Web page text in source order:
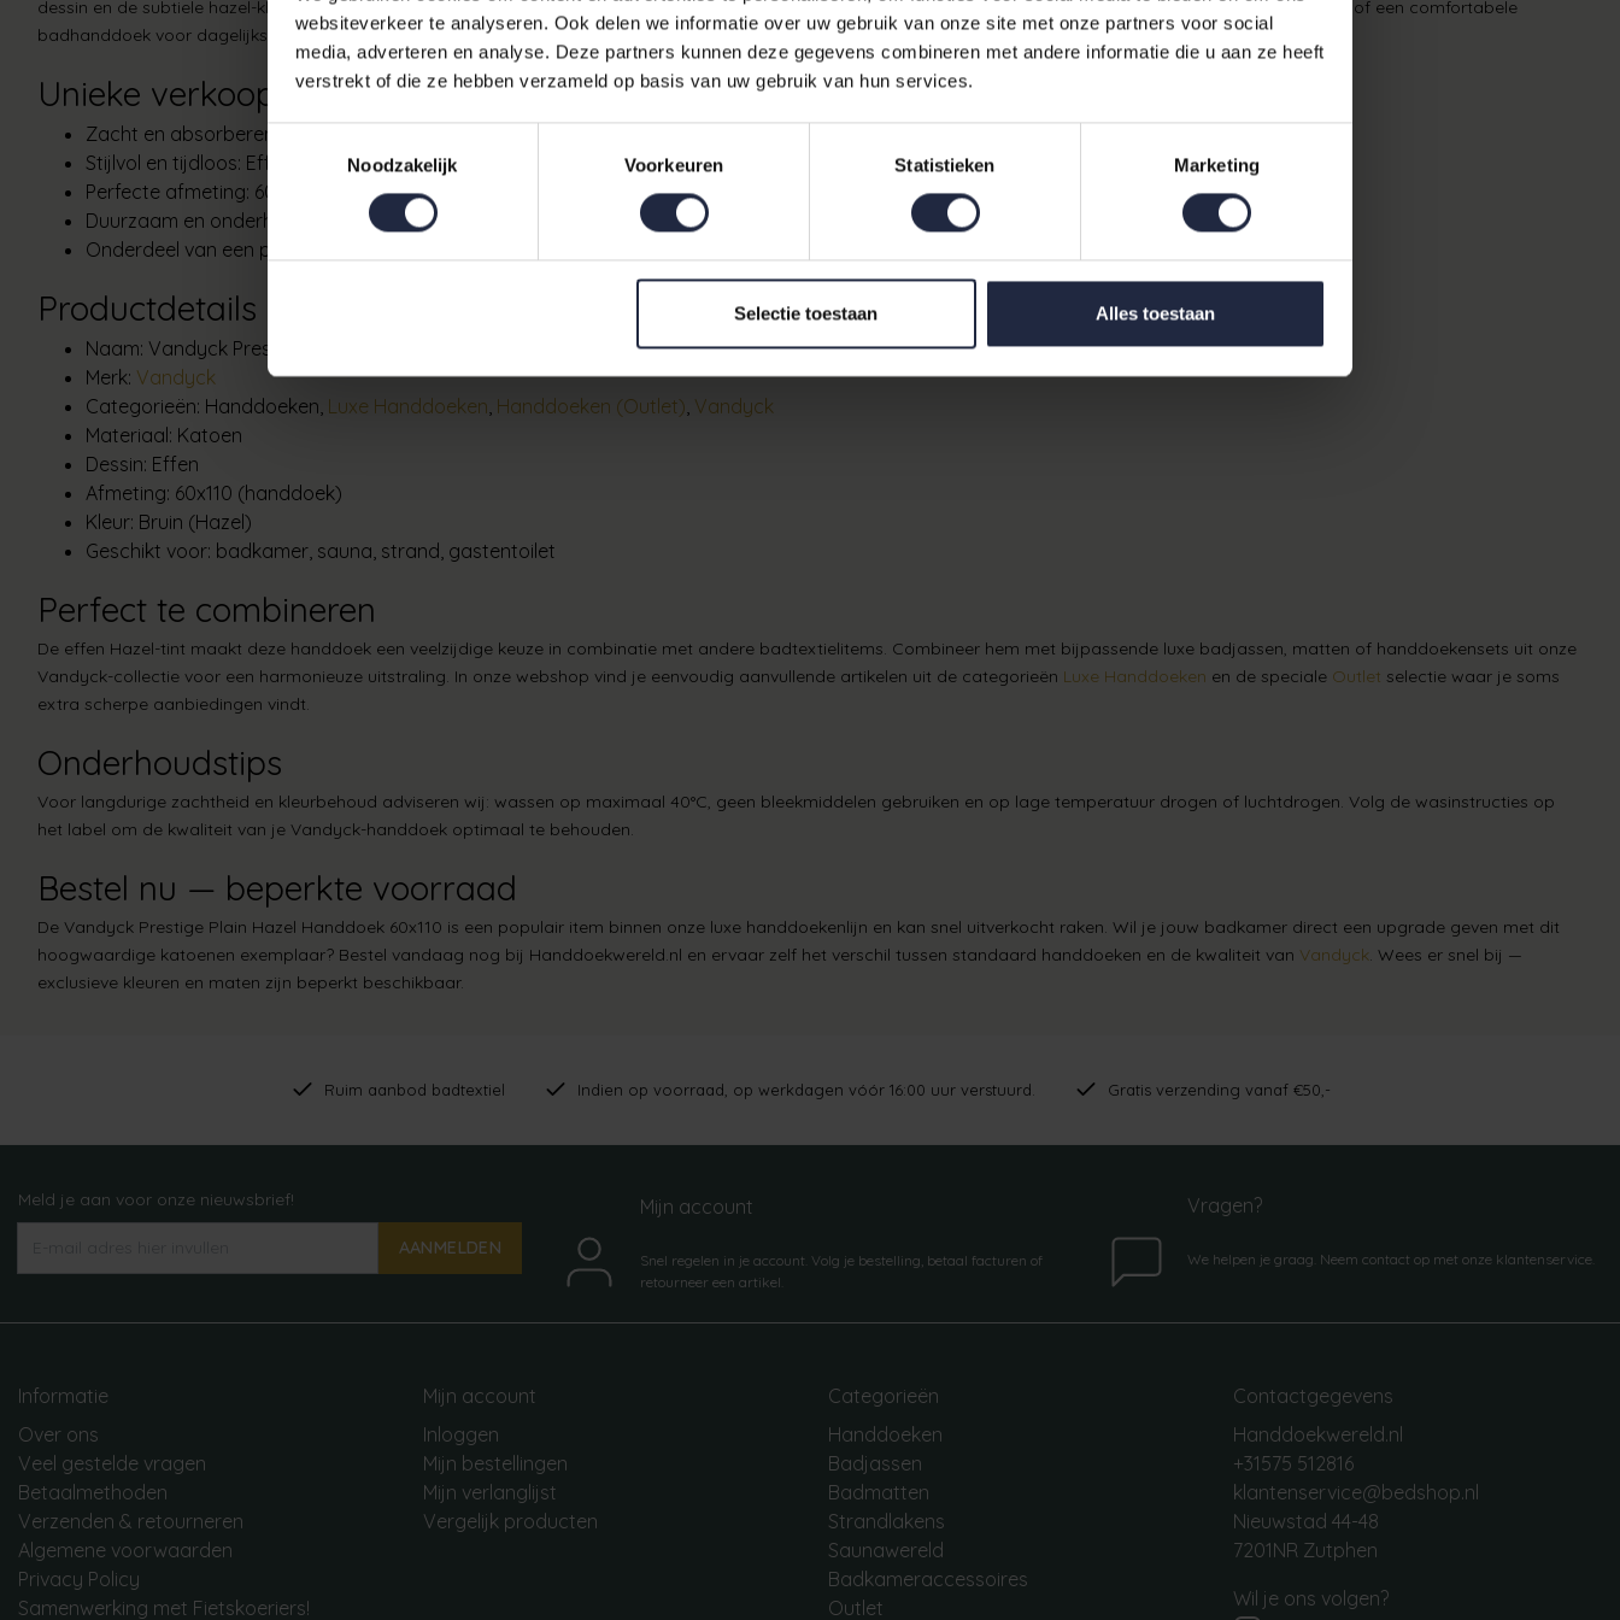
websiteverkeer te analyseren. Ook delen we informatie over uw gebruik van onze site met onze partners voor social
media, adverteren en analyse. Deze partners kunnen deze gegevens combineren met andere informatie die u aan ze heeft
verstrekt of die ze hebben verzameld op basis van uw gebruik van hun services.
Toestemmingsselectie
Noodzakelijk
Voorkeuren Statistieken Marketing
Selectie toestaan Alles toestaan
dessin en de subtiele hazel-kleur passen moeiteloos bij zowel moderne als klassieke interieurs. Of je nu je spa-ervaring thuis wilt versterken, je gasten wilt verwennen of een comfortabele
badhanddoek voor dagelijks gebruik zoekt: deze handdoek staat garant voor een luxe gevoel bij elk gebruik.
Unieke verkooppunten
Zacht en absorberend:
Stijlvol en tijdloos: Effen dessin in de rustgevende kleur hazel (bruin) dat gemakkelijk combineert met andere badtextielitems.
Perfecte afmeting: 60x110 cm — royaal formaat voor dagelijks gebruik, sauna of als badhanddoek voor gasten.
Duurzaam en onderhoudsvriendelijk:eenvoudig te wassen en te onderhouden, behoudt kleur en zachtheid bij correct wassen.
Onderdeel van een premium collectie:
Productdetails
Naam: Vandyck Prestige Plain Hazel Handdoek 60x110
Merk: Vandyck
Categorieën: Handdoeken, Luxe Handdoeken, Handdoeken (Outlet), Vandyck
Materiaal: Katoen
Dessin: Effen
Afmeting: 60x110 (handdoek)
Kleur: Bruin (Hazel)
Geschikt voor: badkamer, sauna, strand, gastentoilet
Perfect te combineren
De effen Hazel-tint maakt deze handdoek een veelzijdige keuze in combinatie met andere badtextielitems. Combineer hem met bijpassende luxe badjassen, matten of handdoekensets uit onze
Vandyck-collectie voor een harmonieuze uitstraling. In onze webshop vind je eenvoudig aanvullende artikelen uit de categorieën Luxe Handdoeken en de speciale Outlet selectie waar je soms
extra scherpe aanbiedingen vindt.
Onderhoudstips
Voor langdurige zachtheid en kleurbehoud adviseren wij: wassen op maximaal 40°C, geen bleekmiddelen gebruiken en op lage temperatuur drogen of luchtdrogen. Volg de wasinstructies op
het label om de kwaliteit van je Vandyck-handdoek optimaal te behouden.
Bestel nu — beperkte voorraad
De Vandyck Prestige Plain Hazel Handdoek 60x110 is een populair item binnen onze luxe handdoekenlijn en kan snel uitverkocht raken. Wil je jouw badkamer direct een upgrade geven met dit
hoogwaardige katoenen exemplaar? Bestel vandaag nog bij Handdoekwereld.nl en ervaar zelf het verschil tussen standaard handdoeken en de kwaliteit van Vandyck. Wees er snel bij —
exclusieve kleuren en maten zijn beperkt beschikbaar.
Ruim aanbod badtextiel Indien op voorraad, op werkdagen vóór 16:00 uur verstuurd. Gratis verzending vanaf €50,-
Meld je aan voor onze nieuwsbrief!
AANMELDEN
Mijn account
Snel regelen in je account. Volg je bestelling, betaal facturen of
retourneer een artikel.
Vragen?
We helpen je graag. Neem contact op met onze klantenservice.
Informatie
Over ons
Veel gestelde vragen
Betaalmethoden
Verzenden & retourneren
Algemene voorwaarden
Privacy Policy
Samenwerking met Fietskoeriers!
Mijn account
Inloggen
Mijn bestellingen
Mijn verlanglijst
Vergelijk producten
Categorieën
Handdoeken
Badjassen
Badmatten
Strandlakens
Saunawereld
Badkameraccessoires
Outlet
Contactgegevens
Handdoekwereld.nl
+31575 512816
klantenservice@bedshop.nl
Nieuwstad 44-48
7201NR Zutphen
Wil je ons volgen?